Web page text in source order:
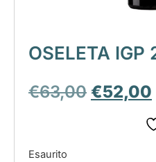
OSELETA IGP
€63,00 €52,00
Esaurito